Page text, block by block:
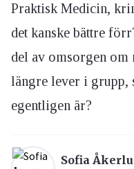
Praktisk Medicin,
det kanske bättre
del av omsorgen
längre lever i grupp,
egentligen är?
Sofia